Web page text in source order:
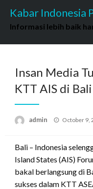
content
Kabar Indonesia
Informasi lebih baik
Insan Media
KTT AIS di Bali
admin
Posted
October 9,
Bali – Indonesia
Island States (AIS)
bakal berlangsung di
sukses dalam KTT